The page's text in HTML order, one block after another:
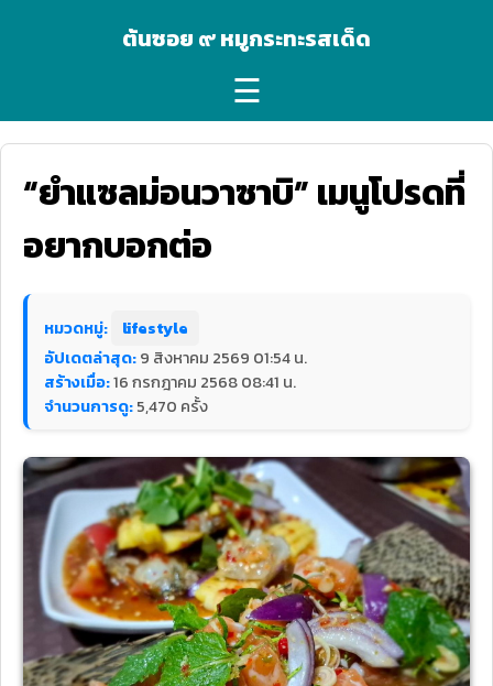
ต้นซอย ๙ หมูกระทะรสเด็ด
☰
“ยำแซลม่อนวาซาบิ” เมนูโปรดที่
อยากบอกต่อ
หมวดหมู่:
lifestyle
อัปเดตล่าสุด:9 สิงหาคม 2569 01:54 น.
สร้างเมื่อ:16 กรกฎาคม 2568 08:41 น.
จำนวนการดู:5,470 ครั้ง